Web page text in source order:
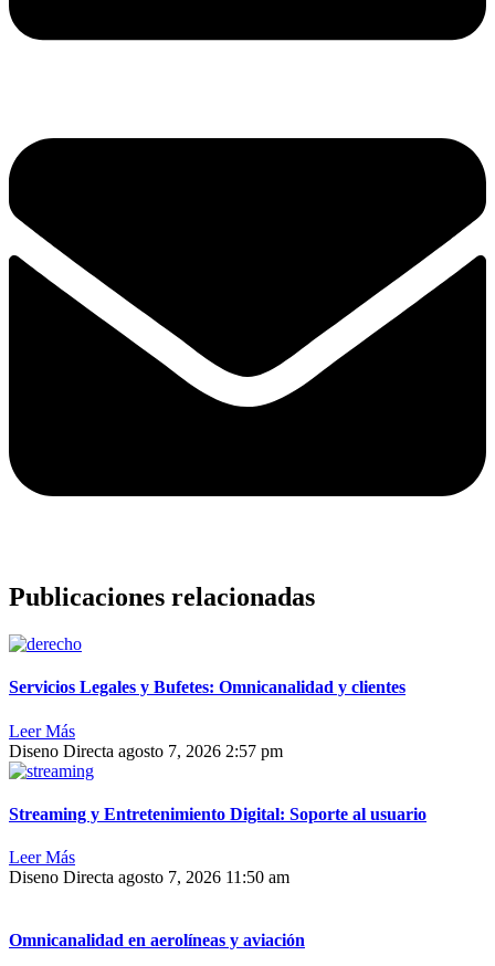
Publicaciones relacionadas
Servicios Legales y Bufetes: Omnicanalidad y clientes
Leer Más
Diseno Directa agosto 7, 2026 2:57 pm
Streaming y Entretenimiento Digital: Soporte al usuario
Leer Más
Diseno Directa agosto 7, 2026 11:50 am
Omnicanalidad en aerolíneas y aviación